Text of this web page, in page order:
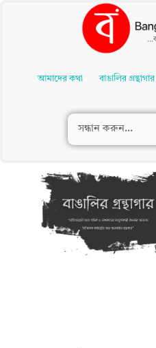
Contentআমাদের কথা বাঙালির গ্রন্থাগার